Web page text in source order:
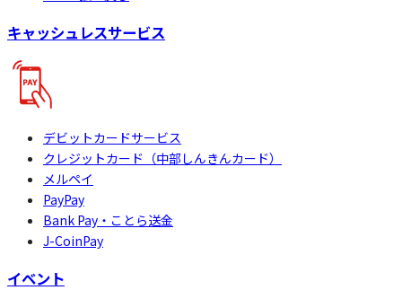
キャッシュレスサービス
デビットカードサービス
クレジットカード（中部しんきんカード）
メルペイ
PayPay
Bank Pay・ことら送金
J-CoinPay
イベント